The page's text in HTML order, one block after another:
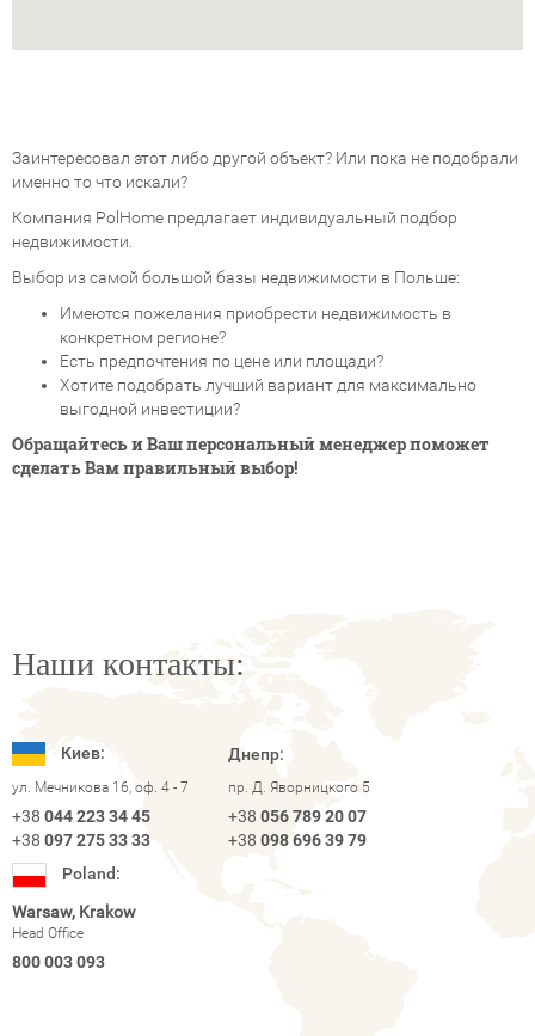
Заинтересовал этот либо другой объект? Или пока не подобрали
именно то что искали?
Компания PolHome предлагает индивидуальный подбор
недвижимости.
Выбор из самой большой базы недвижимости в Польше:
Имеются пожелания приобрести недвижимость в
конкретном регионе?
Есть предпочтения по цене или площади?
Хотите подобрать лучший вариант для максимально
выгодной инвестиции?
Обращайтесь и Ваш персональный менеджер поможет
сделать Вам правильный выбор!
Наши контакты:
Киев:
ул. Мечникова 16, оф. 4 - 7
+38 044 223 34 45
+38 097 275 33 33
Днепр:
пр. Д. Яворницкого 5
+38 056 789 20 07
+38 098 696 39 79
Poland:
Warsaw, Krakow
Head Office
800 003 093